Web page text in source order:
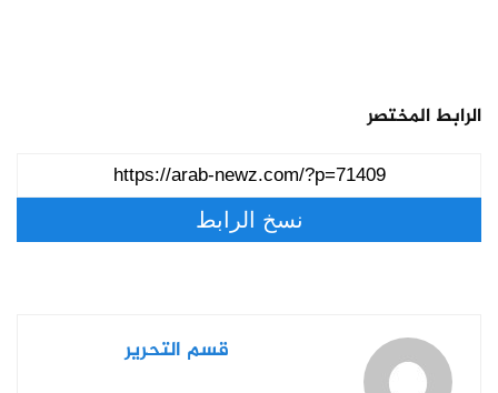
الرابط المختصر
نسخ الرابط
قسم التحرير